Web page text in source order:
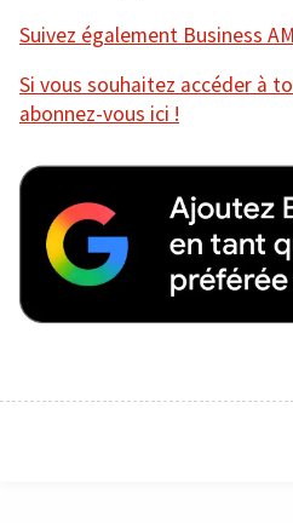
Suivez également Business
Si vous souhaitez accéder à
abonnez-vous ici !